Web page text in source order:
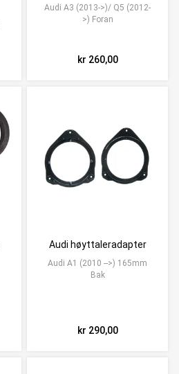
Audi A3 (2013->)/ Q5 (2012-
>) Foran
kr 260,00
Audi høyttaleradapter
Audi A1 (2010 -->) 165mm
Bak
kr 290,00